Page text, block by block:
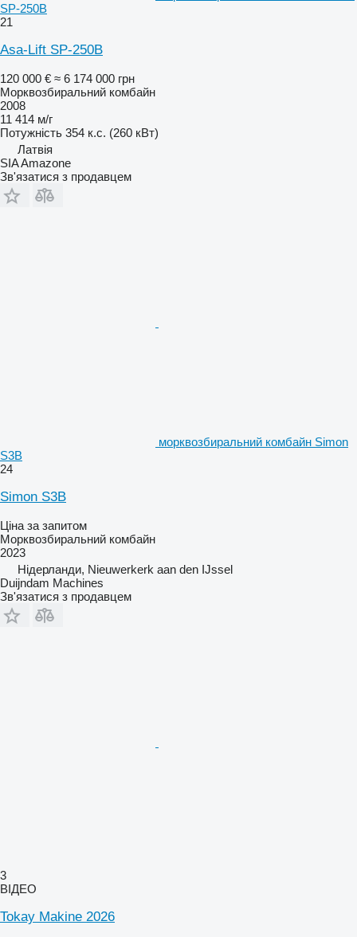
SP-250B
21
Asa-Lift SP-250B
120 000 € ≈ 6 174 000 грн
Морквозбиральний комбайн
2008
11 414 м/г
Потужність 354 к.с. (260 кВт)
Латвія
SIA Amazone
Зв'язатися з продавцем
морквозбиральний комбайн Simon
S3B
24
Simon S3B
Ціна за запитом
Морквозбиральний комбайн
2023
Нідерланди, Nieuwerkerk aan den IJssel
Duijndam Machines
Зв'язатися з продавцем
3
ВІДЕО
Tokay Makine 2026